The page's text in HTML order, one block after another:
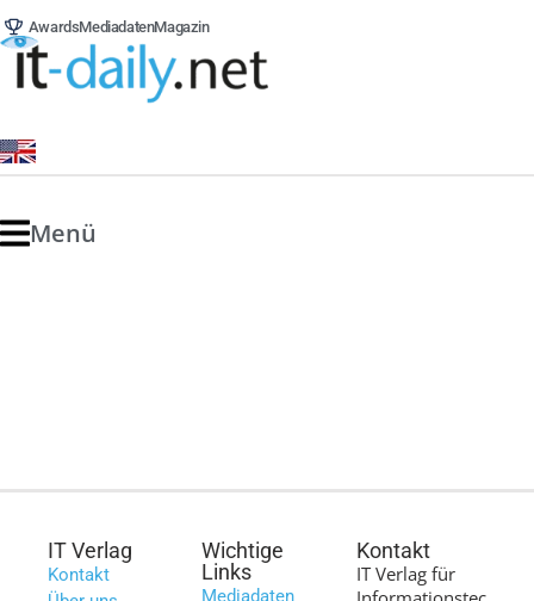
AwardsMediadatenMagazin
Menü
IT Verlag
Kontakt
Wichtige
Links
Mediadaten
Kontakt
IT Verlag für